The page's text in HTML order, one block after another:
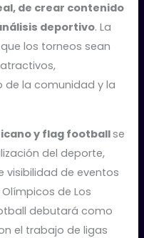
de crear contenido
deportivo. La
los torneos sean
la comunidad y la
y flag footballse
del deporte,
visibilidad de eventos
de Los
debutará como
el trabajo de ligas